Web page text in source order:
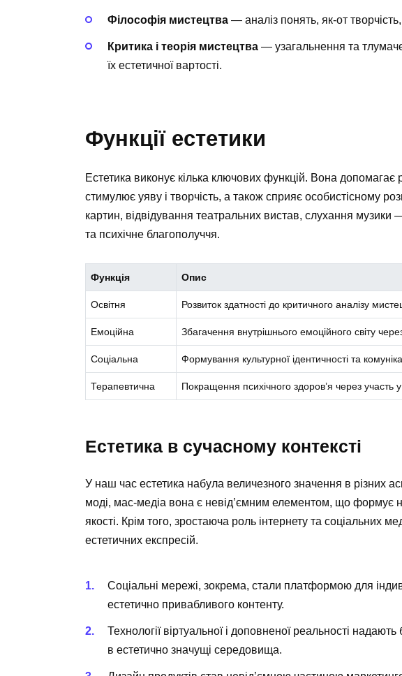
Філософія мистецтва — аналіз понять, як-от
Критика і теорія мистецтва — узагальнення та
їх естетичної вартості.
Функції естетики
Естетика виконує кілька ключових функцій. Вона
стимулює уяву і творчість, а також сприяє особистісному
картин, відвідування театральних вистав, слухання
та психічне благополуччя.
Функція Опис
Освітня Розвиток здатності до критичного аналізу
Емоційна Збагачення внутрішнього емоційного світу
Соціальна Формування культурної ідентичності та
Терапевтична Покращення психічного здоров’я через участь
Естетика в сучасному контексті
У наш час естетика набула величезного значення в різних
моді, мас-медіа вона є невід’ємним елементом, що формує
якості. Крім того, зростаюча роль інтернету та соціальних
естетичних експресій.
Соціальні мережі, зокрема, стали платформою для
естетично привабливого контенту.
Технології віртуальної і доповненої реальності
в естетично значущі середовища.